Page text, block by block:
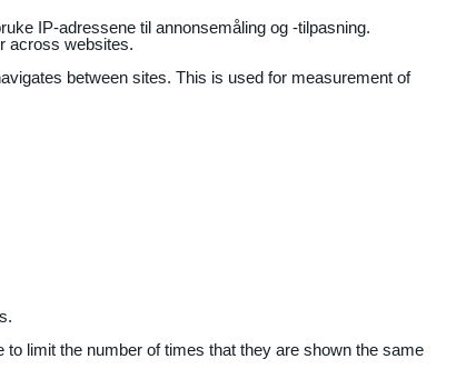
IP-adressene til annonsemåling og -tilpasning.
across websites.
between sites. This is used for measurement of
limit the number of times that they are shown the same